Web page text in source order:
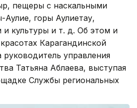
пещеры с наскальными
Аулие, горы Аулиетау,
и культуры и т. д. Об этом и
Карагандинской
руководитель управления
Татьяна Аблаева, выступая
Службы региональных